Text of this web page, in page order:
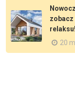
relaksu!
20